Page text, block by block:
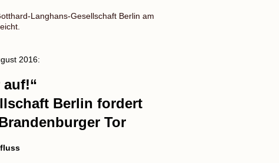
Langhans-Gesellschaft Berlin am
2016:
auf!“
Berlin fordert
Tor